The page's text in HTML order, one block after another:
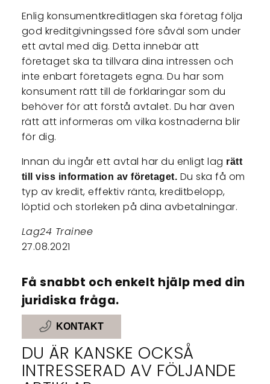
Enlig konsumentkreditlagen ska företag följa
god kreditgivningssed före såväl som under
ett avtal med dig. Detta innebär att
företaget ska ta tillvara dina intressen och
inte enbart företagets egna. Du har som
konsument rätt till de förklaringar som du
behöver för att förstå avtalet. Du har även
rätt att informeras om vilka kostnaderna blir
för dig.
Innan du ingår ett avtal har du enligt lag rätt
till viss information av företaget. Du ska få om
typ av kredit, effektiv ränta, kreditbelopp,
löptid och storleken på dina avbetalningar.
Lag24 Trainee
27.08.2021
Få snabbt och enkelt hjälp med din
juridiska fråga.
KONTAKT
DU ÄR KANSKE OCKSÅ
INTRESSERAD AV FÖLJANDE